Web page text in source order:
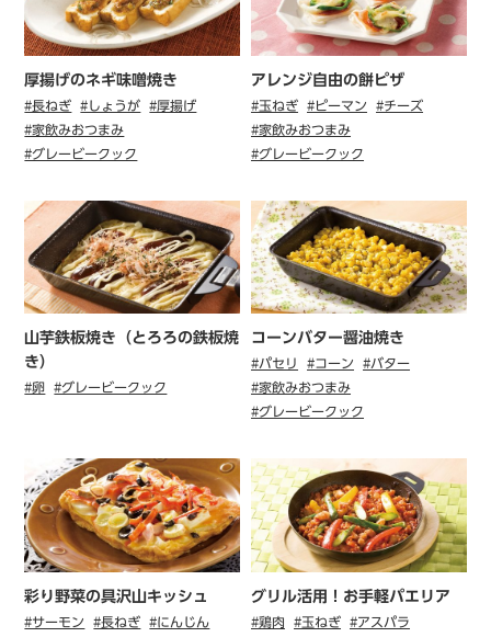
厚揚げのネギ味噌焼き
#長ねぎ #しょうが
#厚揚げ
#家飲みおつまみ
#グレービークック
アレンジ自由の餅ピザ
#玉ねぎ #ピーマン
#チーズ
#家飲みおつまみ
#グレービークック
山芋鉄板焼き（とろろの鉄板焼
き）
#卵 #グレービークック
コーンバター醤油焼き
#パセリ #コーン
#バター
#家飲みおつまみ
#グレービークック
彩り野菜の具沢山キッシュ
#サーモン #長ねぎ
#にんじん
グリル活用！お手軽パエリア
#鶏肉 #玉ねぎ
#アスパラ